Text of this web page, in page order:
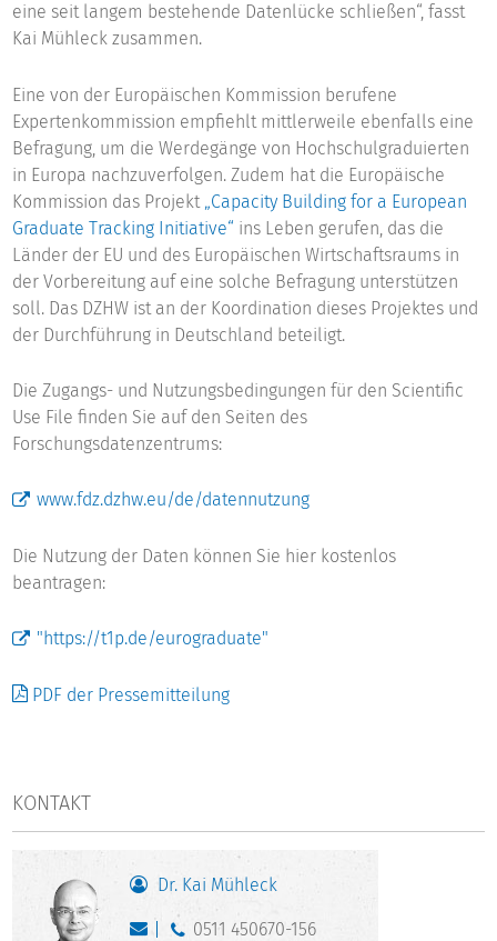
eine seit langem bestehende Datenlücke schließen“, fasst
Kai Mühleck zusammen.
Eine von der Europäischen Kommission berufene
Expertenkommission empfiehlt mittlerweile ebenfalls eine
Befragung, um die Werdegänge von Hochschulgraduierten
in Europa nachzuverfolgen. Zudem hat die Europäische
Kommission das Projekt „Capacity Building for a European
Graduate Tracking Initiative“ ins Leben gerufen, das die
Länder der EU und des Europäischen Wirtschaftsraums in
der Vorbereitung auf eine solche Befragung unterstützen
soll. Das DZHW ist an der Koordination dieses Projektes und
der Durchführung in Deutschland beteiligt.
Die Zugangs- und Nutzungsbedingungen für den Scientific
Use File finden Sie auf den Seiten des
Forschungsdatenzentrums:
www.fdz.dzhw.eu/de/datennutzung
Die Nutzung der Daten können Sie hier kostenlos
beantragen:
"https://t1p.de/eurograduate"
PDF der Pressemitteilung
KONTAKT
Dr. Kai Mühleck
0511 450670-156